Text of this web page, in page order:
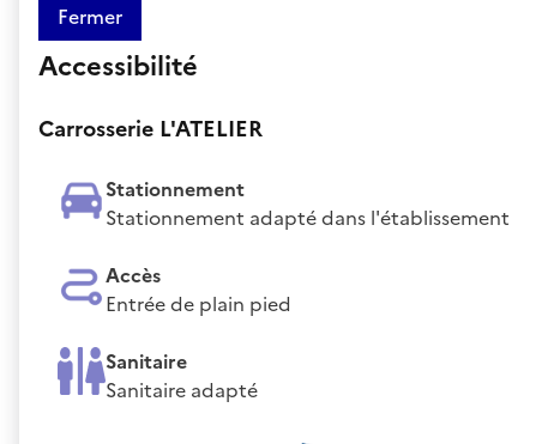
Fermer
Accessibilité
Carrosserie L'ATELIER
Stationnement
Stationnement adapté dans l'établissement
Accès
Entrée de plain pied
Sanitaire
Sanitaire adapté